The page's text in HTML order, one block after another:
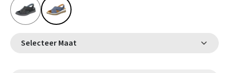
Selecteer Maat